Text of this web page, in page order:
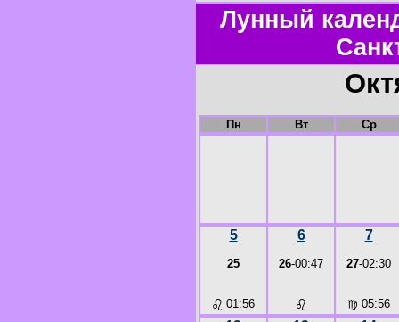
Лунный
Пн Вт Ср
5
25
♌ 01:56
6
26-00:47
♌
7
27-02:30
♍ 05:56